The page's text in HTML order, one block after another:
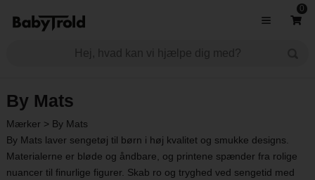
0
By Mats
Mærker > By Mats
By Mats laver sengetøj til børn i høj kvalitet og smukke designs.
Materialerne er bløde og åndbare, og printene spænder fra rolige
nuancer til finurlige figurer. Skab ro og tryghed ved sengetid med